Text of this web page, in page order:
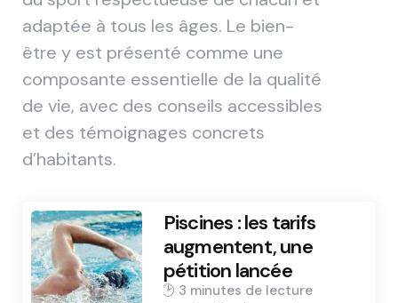
adaptée à tous les âges. Le bien-
être y est présenté comme une
composante essentielle de la qualité
de vie, avec des conseils accessibles
et des témoignages concrets
d’habitants.
Piscines : les tarifs
augmentent, une
pétition lancée
3 min